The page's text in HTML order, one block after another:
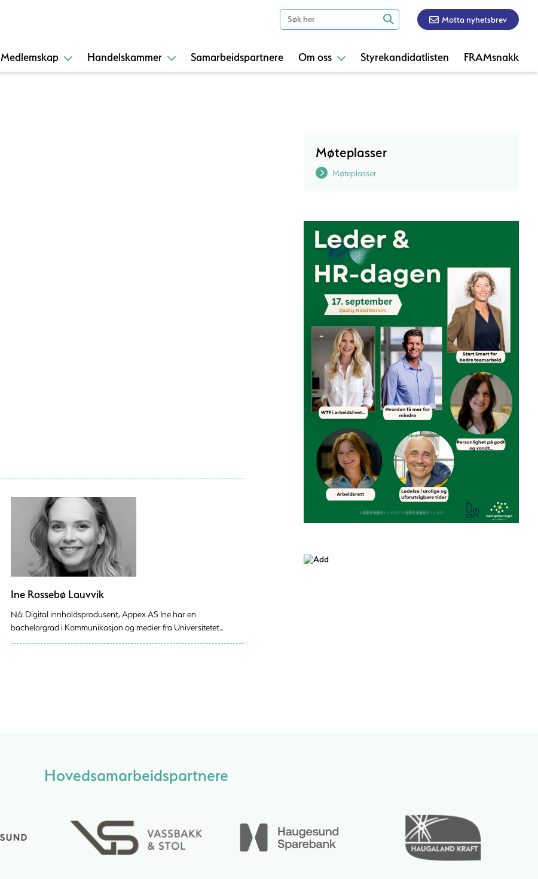
Motta nyhetsbrev
Medlemskap Handelskammer Samarbeidspartnere Om oss Styrekandidatlisten FRAMsnakk
Ine Rossebø Lauvvik
Nå: Digital innholdsprodusent, Appex AS Ine har en
bachelorgrad i Kommunikasjon og medier fra Universitetet...
Møteplasser
Møteplasser
Hovedsamarbeidspartnere